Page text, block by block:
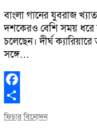
বাংলা গানের যুবরাজ
দশকেরও বেশি সময় ধরে
চলেছেন। দীর্ঘ
সঙ্গে…
Facebook
Share
ফিচারবিনোদন